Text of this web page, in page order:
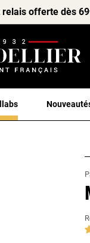
offerte dès